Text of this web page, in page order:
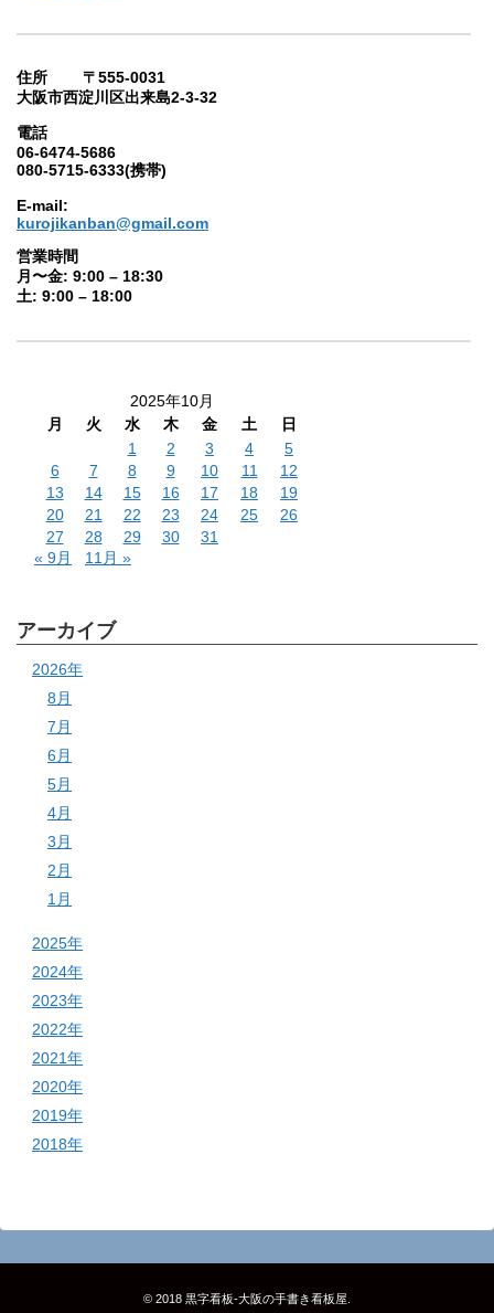
住所 〒555-0031
大阪市西淀川区出来島2-3-32
電話
06-6474-5686
080-5715-6333(携帯)
E-mail:
kurojikanban@gmail.com
営業時間
月〜金: 9:00 – 18:30
土: 9:00 – 18:00
2025年10月
月
火 水 木 金 土
日
1
2 3 4
5
6
7 8 9 10 11
12
13
14 15 16 17 18
19
20
21 22 23 24 25
26
27
28 29 30
31
« 9月
11月 »
アーカイブ
2026年
8月
7月
6月
5月
4月
3月
2月
1月
2025年
2024年
2023年
2022年
2021年
2020年
2019年
2018年
© 2018 黒字看板‐大阪の手書き看板屋